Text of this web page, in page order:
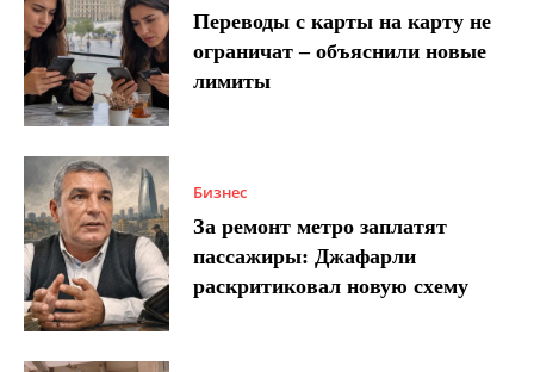
Переводы с карты на карту не
ограничат – объяснили новые
лимиты
Бизнес
За ремонт метро заплатят
пассажиры: Джафарли
раскритиковал новую схему